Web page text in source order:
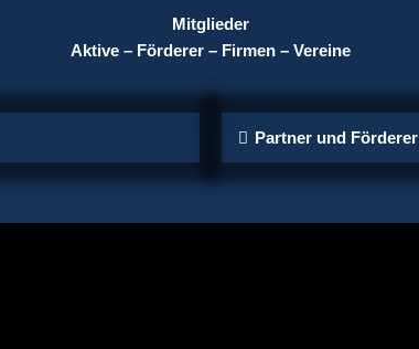
f
Mitglieder
Aktive – Förderer – Firmen – Vereine
Partner und Förderer